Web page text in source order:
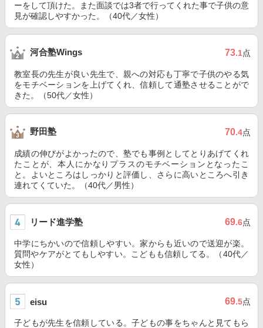
ーをして頂けた。また面談では3者で行ってくれた事で子供の意
見が確認しやすかった。（40代／女性）
河合塾Wings 73.1点
教室長の先生が良い先生で、親への対応も丁寧で子供のやる気
をモチベーションを上げてくれ、信頼して通塾させることがで
きた。（50代／女性）
野田塾 70.4点
成績の伸びがよかったので、塾でも事例としてとりあげてくれ
たことが、本人にかなりプラスのモチベーションとなったこ
と。よいところはしっかりと評価し、さらに高いところへ引き
連れてくていた。（40代／男性）
リード進学塾 69.6点
中学にちかいので信頼しやすい。家からも近いので送迎が楽。
質問やケアがとてもしやすい。こどもも信頼してる。（40代／
女性）
eisu 69.5点
子どもが先生を信頼している。子どもの事をちゃんと見てもら